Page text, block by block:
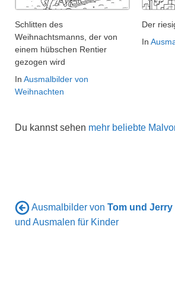
Schlitten des
Weihnachtsmanns, der von
einem hübschen Rentier
gezogen wird
In Ausmalbilder von
Weihnachten
Der
In
Du kannst sehen mehr beliebte
Ausmalbilder von Tom und Jerry
und Ausmalen für Kinder